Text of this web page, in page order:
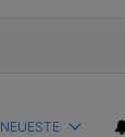
NEUESTE